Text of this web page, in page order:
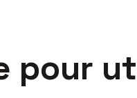
pour